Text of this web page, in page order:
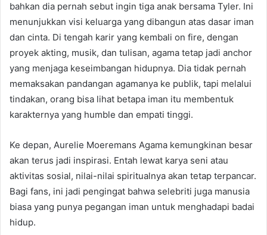
bahkan dia pernah sebut ingin tiga anak bersama Tyler. Ini
menunjukkan visi keluarga yang dibangun atas dasar iman
dan cinta. Di tengah karir yang kembali on fire, dengan
proyek akting, musik, dan tulisan, agama tetap jadi anchor
yang menjaga keseimbangan hidupnya. Dia tidak pernah
memaksakan pandangan agamanya ke publik, tapi melalui
tindakan, orang bisa lihat betapa iman itu membentuk
karakternya yang humble dan empati tinggi.
Ke depan, Aurelie Moeremans Agama kemungkinan besar
akan terus jadi inspirasi. Entah lewat karya seni atau
aktivitas sosial, nilai-nilai spiritualnya akan tetap terpancar.
Bagi fans, ini jadi pengingat bahwa selebriti juga manusia
biasa yang punya pegangan iman untuk menghadapi badai
hidup.